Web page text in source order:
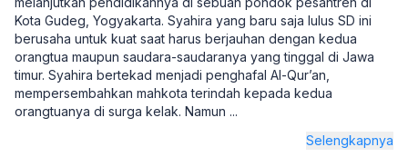
Kota Gudeg, Yogyakarta. Syahira yang baru saja lulus SD ini
berusaha untuk kuat saat harus berjauhan dengan kedua
orangtua maupun saudara-saudaranya yang tinggal di Jawa
timur. Syahira bertekad menjadi penghafal Al-Qur’an,
mempersembahkan mahkota terindah kepada kedua
orangtuanya di surga kelak. Namun ...
Selengkapnya